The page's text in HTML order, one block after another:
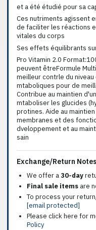
et a été étudié pour sa
Ces nutriments agissent
de faciliter les réactions
vitales du corps
Ses effets équilibrants
Pro Vitamin 2.0
peuvent êtreFormule
meilleur contrle du
mtaboliques pour de
Contribue au maintien
mtaboliser les glucides
protines. Aide au
membranes et des
dveloppement et au
sain
Exchange/Return Notes
We offer a30-day
Final sale items are
To process your
[email protected]
Please click here for
Policy